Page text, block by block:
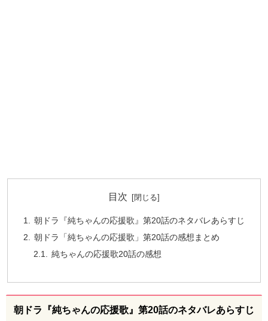
目次
朝ドラ『純ちゃんの応援歌』第20話のネタバレあらすじ
朝ドラ「純ちゃんの応援歌」第20話の感想まとめ
純ちゃんの応援歌20話の感想
朝ドラ『純ちゃんの応援歌』第20話のネタバレあらすじ